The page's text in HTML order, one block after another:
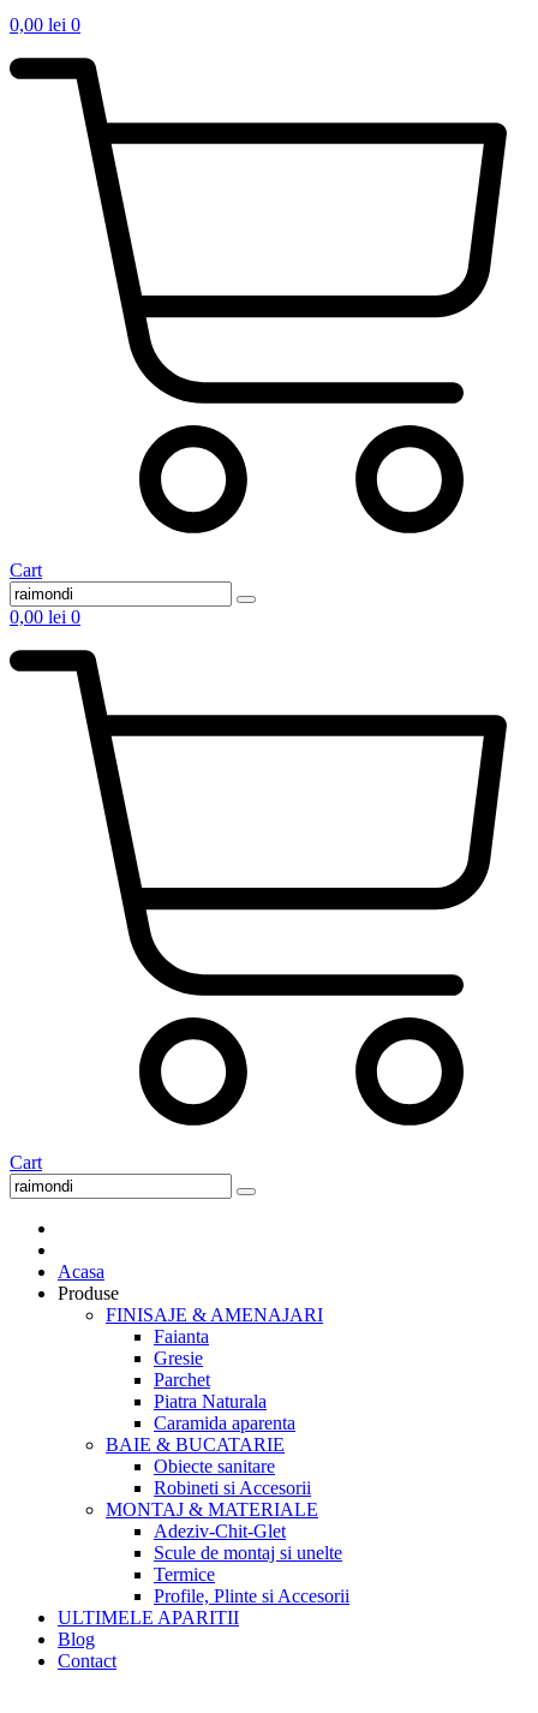
0,00 lei 0
Cart
0,00 lei 0
Cart
Acasa
Produse
FINISAJE & AMENAJARI
Faianta
Gresie
Parchet
Piatra Naturala
Caramida aparenta
BAIE & BUCATARIE
Obiecte sanitare
Robineti si Accesorii
MONTAJ & MATERIALE
Adeziv-Chit-Glet
Scule de montaj si unelte
Termice
Profile, Plinte si Accesorii
ULTIMELE APARITII
Blog
Contact